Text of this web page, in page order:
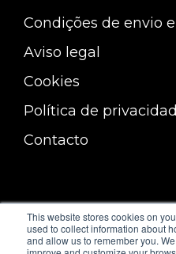
This website stores cookies on
used to collect information about
and allow us to remember you.
Condições de envio
Aviso legal
Cookies
Política de
Contacto